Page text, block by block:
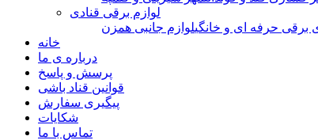
لوازم برقی قنادی
برقی حرفه ای و خانگیلوازم جانبی همزن
خانه
درباره ی ما
پرسش و پاسخ
قوانین قناد باشی
پیگیری سفارش
شکایات
تماس با ما